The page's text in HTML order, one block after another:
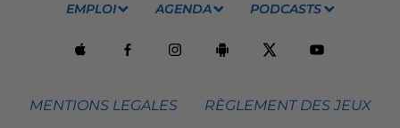
EMPLOI AGENDA PODCASTS
MENTIONS LEGALES RÈGLEMENT DES JEUX